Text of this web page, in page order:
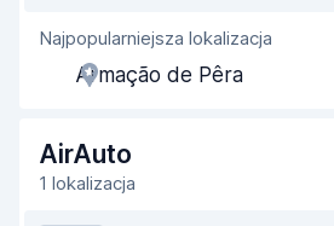
Pomocność przedstawiciela
Szybkość odbioru
Szybkość zwrotu
Czystość samochodu
Najpopularniejsza lokalizacja
Armação de Pêra
AirAuto
1 lokalizacja